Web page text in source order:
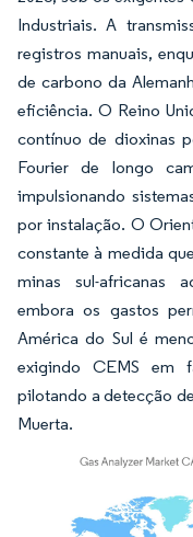
Industriais. A
registros manuais,
de carbono da
eficiência. O Reino
contínuo de dioxinas
Fourier de longo
impulsionando
por instalação. O
constante à medida
minas sul-africanas
embora os gastos
América do Sul é
exigindo CEMS em
pilotando a detecção
Muerta.